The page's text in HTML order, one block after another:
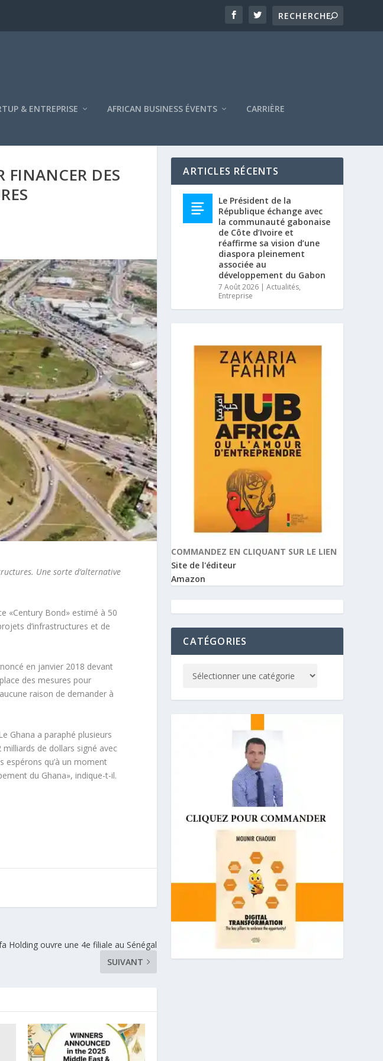
& ENTREPRISE AFRICAN BUSINESS ÉVENTS CARRIÈRE
DES
Une sorte d’alternative
«Century Bond» estimé à 50
d’infrastructures et de
en janvier 2018 devant
des mesures pour
raison de demander à
Ghana a paraphé plusieurs
de dollars signé avec
espérons qu’à un moment
du Ghana», indique-t-il.
Holding ouvre une 4e filiale au Sénégal
SUIVANT
ARTICLES RÉCENTS
Le Président de la
République échange avec
la communauté gabonaise
de Côte d’Ivoire et
réaffirme sa vision d’une
diaspora pleinement
associée au
développement du Gabon
7 Août 2026 |Actualités,
Entreprise
COMMANDEZ EN CLIQUANT SUR LE LIEN
Site de l'éditeur
Amazon
CATÉGORIES